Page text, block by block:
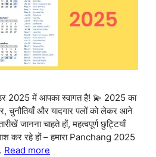
में आपका स्वागत है! 💫 2025 का
और यादगार पलों को लेकर आने
जानना चाहते हों, महत्वपूर्ण छुट्टियाँ
कर रहे हों – हमारा Panchang 2025
Read more